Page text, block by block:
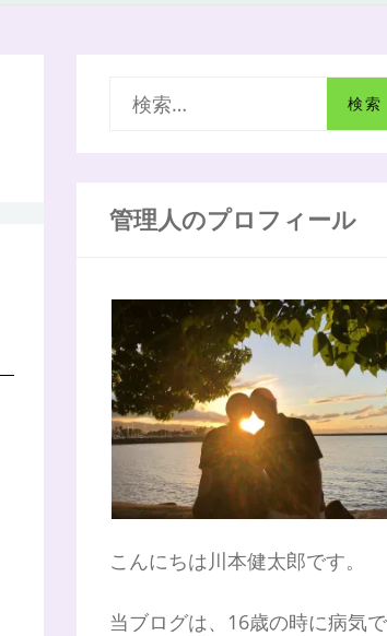
管理人のプロフィール
こんにちは川本健太郎です。
当ブログは、16歳の時に病気で